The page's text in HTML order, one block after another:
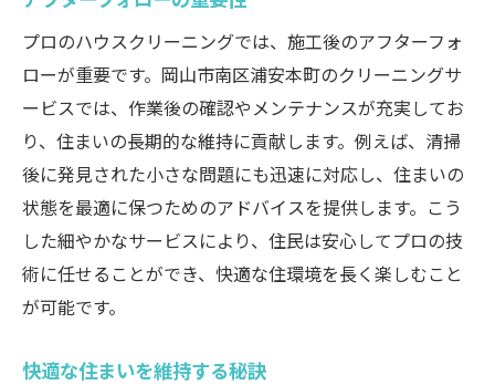
プロのハウスクリーニングでは、施工後のアフターフォ
ローが重要です。岡山市南区浦安本町のクリーニングサ
ービスでは、作業後の確認やメンテナンスが充実してお
り、住まいの長期的な維持に貢献します。例えば、清掃
後に発見された小さな問題にも迅速に対応し、住まいの
状態を最適に保つためのアドバイスを提供します。こう
した細やかなサービスにより、住民は安心してプロの技
術に任せることができ、快適な住環境を長く楽しむこと
が可能です。
快適な住まいを維持する秘訣